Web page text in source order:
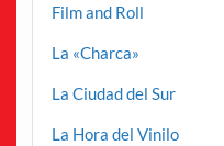
Film and Roll
La «Charca»
La Ciudad del Sur
La Hora del Vinilo